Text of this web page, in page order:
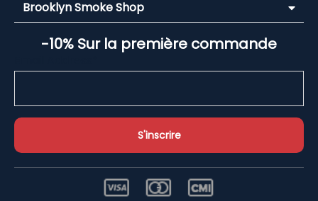
Brooklyn Smoke Shop
-10% Sur la première commande